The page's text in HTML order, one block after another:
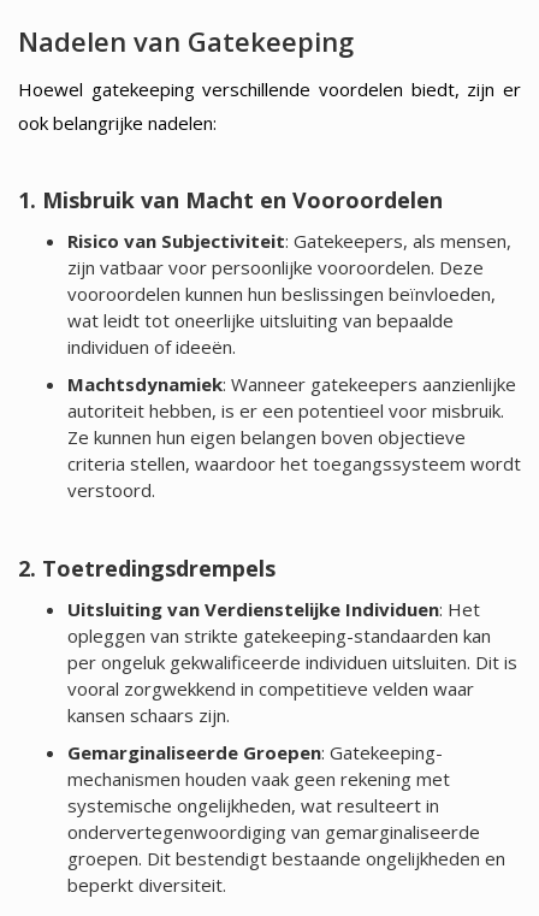
Nadelen van Gatekeeping
Hoewel gatekeeping verschillende voordelen biedt, zijn er
ook belangrijke nadelen:
1. Misbruik van Macht en Vooroordelen
Risico van Subjectiviteit: Gatekeepers, als mensen,
zijn vatbaar voor persoonlijke vooroordelen. Deze
vooroordelen kunnen hun beslissingen beïnvloeden,
wat leidt tot oneerlijke uitsluiting van bepaalde
individuen of ideeën.
Machtsdynamiek: Wanneer gatekeepers aanzienlijke
autoriteit hebben, is er een potentieel voor misbruik.
Ze kunnen hun eigen belangen boven objectieve
criteria stellen, waardoor het toegangssysteem wordt
verstoord.
2. Toetredingsdrempels
Uitsluiting van Verdienstelijke Individuen: Het
opleggen van strikte gatekeeping-standaarden kan
per ongeluk gekwalificeerde individuen uitsluiten. Dit is
vooral zorgwekkend in competitieve velden waar
kansen schaars zijn.
Gemarginaliseerde Groepen: Gatekeeping-
mechanismen houden vaak geen rekening met
systemische ongelijkheden, wat resulteert in
ondervertegenwoordiging van gemarginaliseerde
groepen. Dit bestendigt bestaande ongelijkheden en
beperkt diversiteit.